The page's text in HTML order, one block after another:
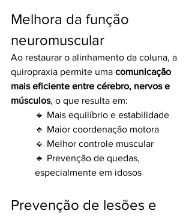
Melhora da função
neuromuscular
Ao restaurar o alinhamento da coluna, a
quiropraxia permite uma comunicação
mais eficiente entre cérebro, nervos e
músculos, o que resulta em:
🔹 Mais equilíbrio e estabilidade
🔹 Maior coordenação motora
🔹 Melhor controle muscular
🔹 Prevenção de quedas,
especialmente em idosos
Prevenção de lesões e